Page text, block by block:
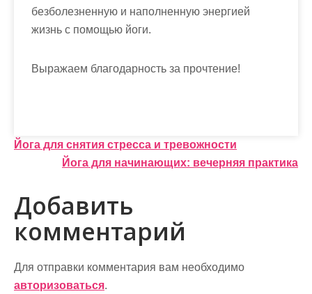
безболезненную и наполненную энергией
жизнь с помощью йоги.
Выражаем благодарность за прочтение!
Н
в
и
г
а
Йога для снятия стресса и тревожности
Йога для начинающих: вечерняя практика
Добавить
комментарий
Для отправки комментария вам необходимо
авторизоваться.